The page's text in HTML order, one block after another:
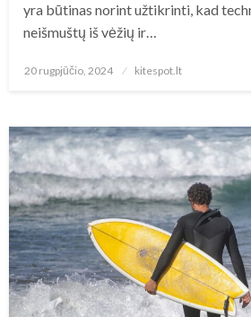
yra būtinas norint užtikrinti, kad
neišmuštų iš vėžių ir…
Posted
20 rugpjūčio, 2024 kitespot.lt